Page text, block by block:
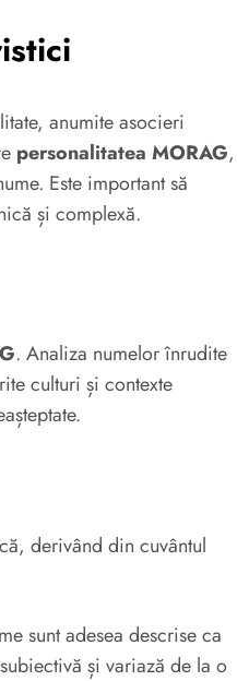
anumite asocieri
personalitatea MORAG,
Este important să
și complexă.
. Analiza numelor înrudite
culturi și contexte
derivând din cuvântul
sunt adesea descrise ca
și variază de la o